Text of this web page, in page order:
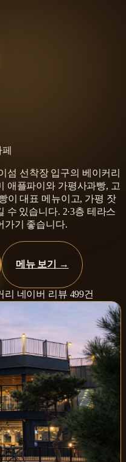
섬 선착장 입구의 베이커리
애플파이와 가평사과빵, 고
이 대표 메뉴이고, 가평 잣
수 있습니다. 2·3층 테라스
가기 좋습니다.
메뉴 보기 →
리 네이버 리뷰 499건